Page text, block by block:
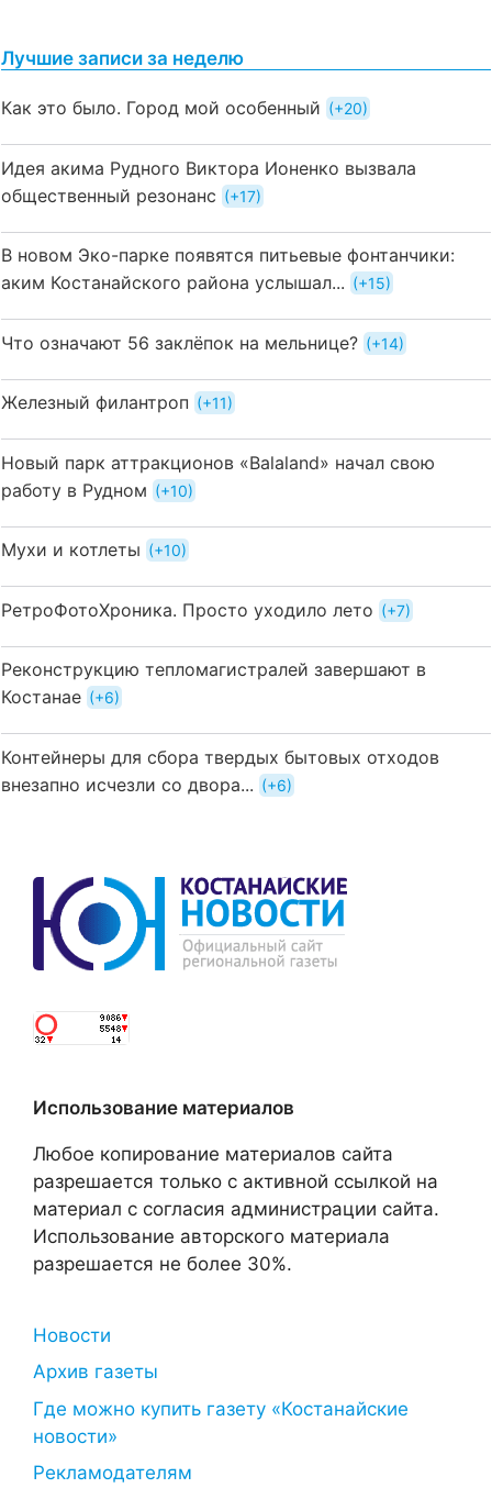
Лучшие записи за неделю
Как это было. Город мой особенный +20
Идея акима Рудного Виктора Ионенко вызвала
общественный резонанс
+17
В новом Эко-парке появятся питьевые фонтанчики:
аким Костанайского района услышал...
+15
Что означают 56 заклёпок на мельнице? +14
Железный филантроп +11
Новый парк аттракционов «Balaland» начал свою
работу в Рудном
+10
Мухи и котлеты +10
РетроФотоХроника. Просто уходило лето +7
Реконструкцию тепломагистралей завершают в
Костанае
+6
Контейнеры для сбора твердых бытовых отходов
внезапно исчезли со двора...
+6
Использование материалов
Любое копирование материалов сайта
разрешается только с активной ссылкой на
материал с согласия администрации сайта.
Использование авторского материала
разрешается не более 30%.
Новости
Архив газеты
Где можно купить газету «Костанайские
новости»
Рекламодателям